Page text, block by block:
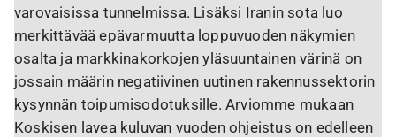
varovaisissa tunnelmissa. Lisäksi Iranin sota luo
merkittävää epävarmuutta loppuvuoden näkymien
osalta ja markkinakorkojen yläsuuntainen värinä on
jossain määrin negatiivinen uutinen rakennussektorin
kysynnän toipumisodotuksille. Arviomme mukaan
Koskisen lavea kuluvan vuoden ohjeistus on edelleen